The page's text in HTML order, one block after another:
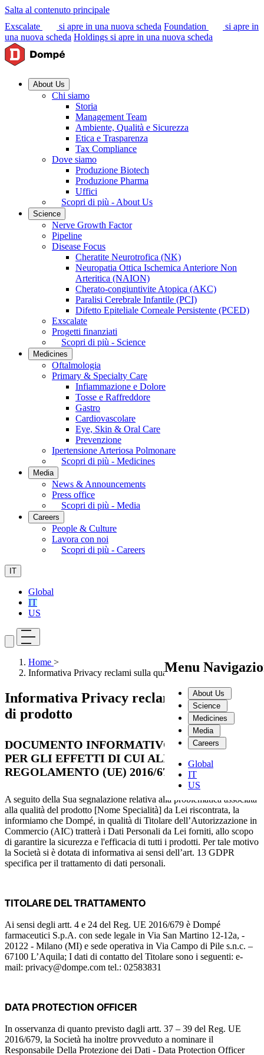
Salta al contenuto principale
Exscalate
si apre in una nuova scheda Foundation
si apre in
una nuova scheda Holdings si apre in una nuova scheda
About Us
Chi siamo
Storia
Management Team
Ambiente, Qualità e Sicurezza
Etica e Trasparenza
Tax Compliance
Dove siamo
Produzione Biotech
Produzione Pharma
Uffici
Scopri di più - About Us
Science
Nerve Growth Factor
Pipeline
Disease Focus
Cheratite Neurotrofica (NK)
Neuropatia Ottica Ischemica Anteriore Non
Arteritica (NAION)
Cherato-congiuntivite Atopica (AKC)
Paralisi Cerebrale Infantile (PCI)
Difetto Epiteliale Corneale Persistente (PCED)
Exscalate
Progetti finanziati
Scopri di più - Science
Medicines
Oftalmologia
Primary & Specialty Care
Infiammazione e Dolore
Tosse e Raffreddore
Gastro
Cardiovascolare
Eye, Skin & Oral Care
Prevenzione
Ipertensione Arteriosa Polmonare
Scopri di più - Medicines
Media
News & Announcements
Press office
Scopri di più - Media
Careers
People & Culture
Lavora con noi
Scopri di più - Careers
IT
Global
IT
US
Menu
About Us
Science
Medicines
Media
Careers
Global
IT
US
Home >
Informativa Privacy reclami sulla qualità di prodotto
Informativa Privacy reclami sulla qualità
di prodotto
DOCUMENTO INFORMATIVO AI SENSI E
PER GLI EFFETTI DI CUI ALL’ARTICOLO 13
REGOLAMENTO (UE) 2016/679 (GDPR)
A seguito della Sua segnalazione relativa alla problematica associata
alla qualità del prodotto [Nome Specialità] da Lei riscontrata, la
informiamo che Dompé, in qualità di Titolare dell’Autorizzazione in
Commercio (AIC) tratterà i Dati Personali da Lei forniti, allo scopo
di garantire la sicurezza e l'efficacia di tutti i prodotti. Per tale motivo
la Società si è dotata di informativa ai sensi dell’art. 13 GDPR
specifica per il trattamento di dati personali.
TITOLARE DEL TRATTAMENTO
Ai sensi degli artt. 4 e 24 del Reg. UE 2016/679 è Dompé
farmaceutici S.p.A. con sede legale in Via San Martino 12-12a, -
20122 - Milano (MI) e sede operativa in Via Campo di Pile s.n.c. –
67100 L’Aquila; I dati di contatto del Titolare sono i seguenti: e-
mail: privacy@dompe.com tel.: 02583831
DATA PROTECTION OFFICER
In osservanza di quanto previsto dagli artt. 37 – 39 del Reg. UE
2016/679, la Società ha inoltre provveduto a nominare il
Responsabile Della Protezione dei Dati - Data Protection Officer